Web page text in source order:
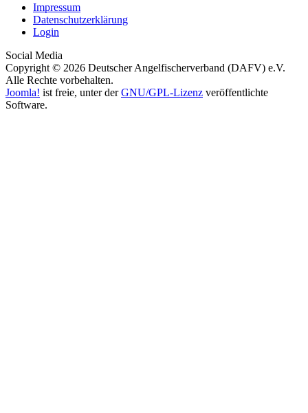
Impressum
Datenschutzerklärung
Login
Social Media
Copyright © 2026 Deutscher Angelfischerverband (DAFV) e.V.
Alle Rechte vorbehalten.
Joomla! ist freie, unter derGNU/GPL-Lizenz veröffentlichte
Software.